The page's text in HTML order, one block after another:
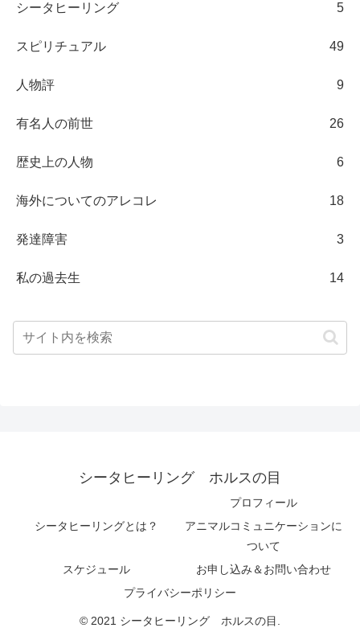
シータヒーリング 5
スピリチュアル 49
人物評 9
有名人の前世 26
歴史上の人物 6
海外についてのアレコレ 18
発達障害 3
私の過去生 14
シータヒーリング ホルスの目
プロフィール
シータヒーリングとは？
アニマルコミュニケーションに
ついて
スケジュール
お申し込み＆お問い合わせ
プライバシーポリシー
© 2021 シータヒーリング ホルスの目.